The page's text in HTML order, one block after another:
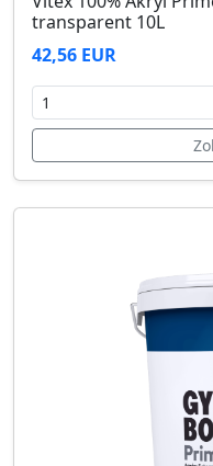
transparent 10L
42,56 EUR